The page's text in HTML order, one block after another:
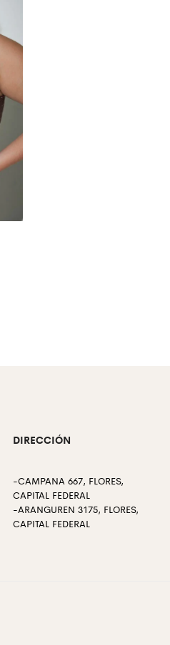
DIRECCIÓN
-CAMPANA 667, FLORES,
CAPITAL FEDERAL
-ARANGUREN 3175, FLORES,
CAPITAL FEDERAL